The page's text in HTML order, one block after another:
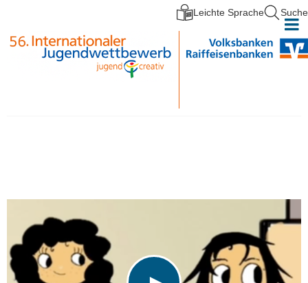
Leichte Sprache Suche